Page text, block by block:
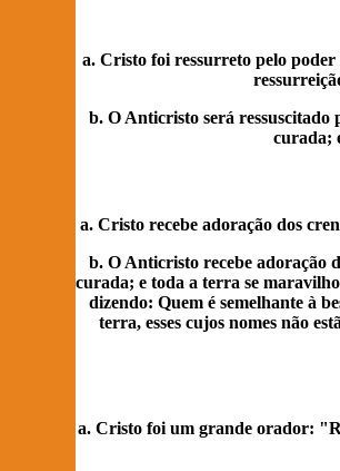
a. Cristo foi ressurreto pelo
b. O Anticristo será ressuscitado
curada;
a. Cristo recebe adoração dos
b. O Anticristo recebe adoração
curada; e toda a terra se
dizendo: Quem é semelhante à
terra, esses cujos nomes não
a. Cristo foi um grande orador: